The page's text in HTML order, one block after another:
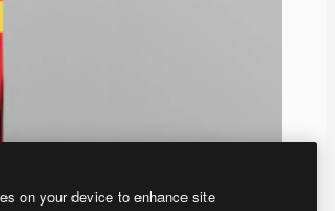
on your device to enhance site